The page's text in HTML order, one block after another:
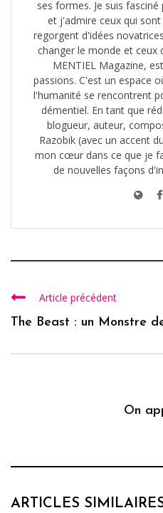
ses formes. Je suis
et j'admire ceux qui
regorgent d'idées
changer le monde et ceux
MENTIEL Magazine,
passions. C'est un espace
l'humanité se rencontrent
démentiel. En tant que
blogueur, auteur,
Razobik (avec un accent
mon cœur dans ce que je
de nouvelles façons
Article précédent
The Beast : un Monstre
On
ARTICLES